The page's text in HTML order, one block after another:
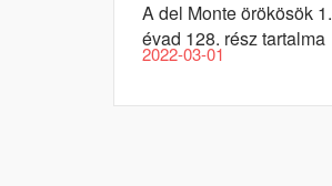
A del Monte örökösök 1.
évad 128. rész tartalma
2022-03-01